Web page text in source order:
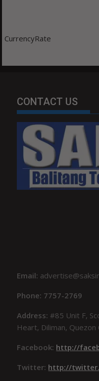
CurrencyRate
CONTACT US
Email:
Phone: 7757-2769
Address:#85 Unit F,
Heart, Diliman, Quezon
Facebook: http://
Twitter: http://